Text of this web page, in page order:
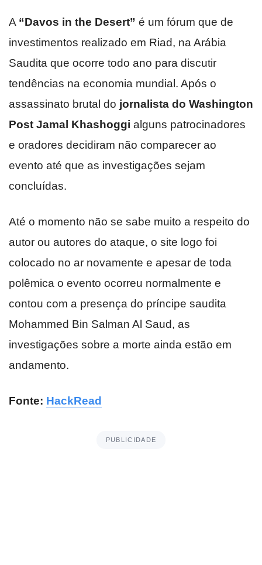
A “Davos in the Desert” é um fórum que de
investimentos realizado em Riad, na Arábia
Saudita que ocorre todo ano para discutir
tendências na economia mundial. Após o
assassinato brutal do jornalista do Washington
Post Jamal Khashoggi alguns patrocinadores
e oradores decidiram não comparecer ao
evento até que as investigações sejam
concluídas.
Até o momento não se sabe muito a respeito do
autor ou autores do ataque, o site logo foi
colocado no ar novamente e apesar de toda
polêmica o evento ocorreu normalmente e
contou com a presença do príncipe saudita
Mohammed Bin Salman Al Saud, as
investigações sobre a morte ainda estão em
andamento.
Fonte: HackRead
PUBLICIDADE